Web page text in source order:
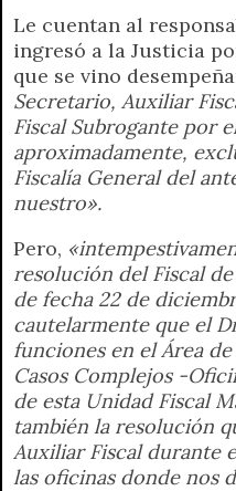
Le cuentan al
ingresó a la Justicia
que se vino
Secretario, Auxiliar
Fiscal Subrogante por
aproximadamente,
Fiscalía General del
nuestro».
Pero,
resolución del Fiscal
de fecha 22 de
cautelarmente que el
funciones en el Área
Casos Complejos -
de esta Unidad Fiscal
también la resolución
Auxiliar Fiscal durante
las oficinas donde nos